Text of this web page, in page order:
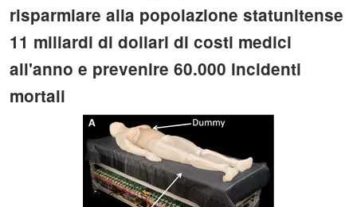
risparmiare alla popolazione statunitense
11 miliardi di dollari di costi medici
all'anno e prevenire 60.000 incidenti
mortali